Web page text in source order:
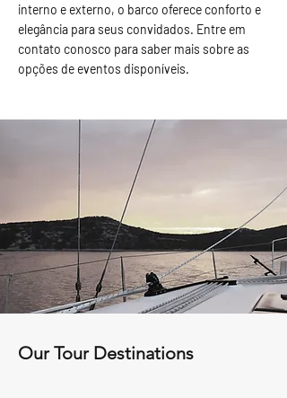
interno e externo, o barco oferece conforto e
elegância para seus convidados. Entre em
contato conosco para saber mais sobre as
opções de eventos disponíveis.
Our Tour Destinations